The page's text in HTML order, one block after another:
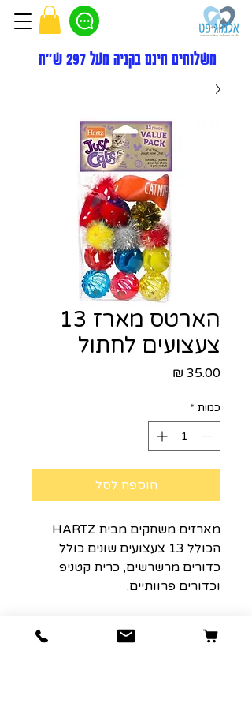
משלוחים חינם בקניה מעל 297 ש"ח
הארטס מארז 13
צעצועים לחתול
כמות *
הוספה לסל
מארזים משחקים מבית HARTZ
הכולל 13 צעצועים שונים כולל
כדורים מרשרשים, כרית קטניפ
וכדורים פרוותיים.